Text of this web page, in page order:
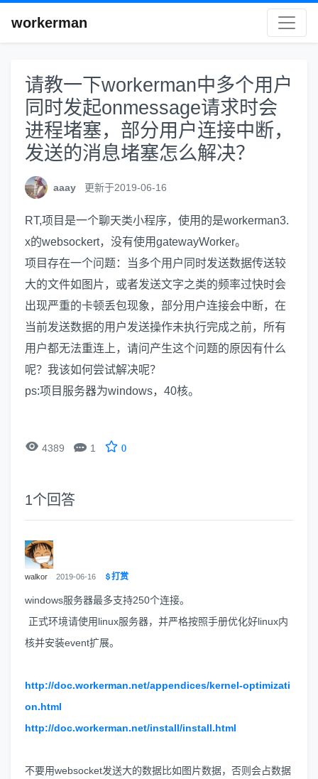
workerman
请教一下workerman中多个用户
同时发起onmessage请求时会
进程堵塞，部分用户连接中断，
发送的消息堵塞怎么解决？
aaay 更新于2019-06-16
RT,项目是一个聊天类小程序，使用的是workerman3.
x的websockert，没有使用gatewayWorker。
项目存在一个问题：当多个用户同时发送数据传送较
大的文件如图片，或者发送文字之类的频率过快时会
出现严重的卡顿丢包现象，部分用户连接会中断，在
当前发送数据的用户发送操作未执行完成之前，所有
用户都无法重连上，请问产生这个问题的原因有什么
呢？我该如何尝试解决呢？
ps:项目服务器为windows，40核。
 4389  1 0
1个回答
walkor 2019-06-16 打赏
windows服务器最多支持250个连接。
正式环境请使用linux服务器，并严格按照手册优化好linux内
核并安装event扩展。
http://doc.workerman.net/appendices/kernel-optimizati
on.html
http://doc.workerman.net/install/install.html
不要用websocket发送大的数据比如图片数据，否则会占数据